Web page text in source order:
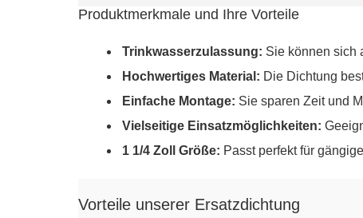
Produktmerkmale und Ihre Vorteile
Trinkwasserzulassung: Sie können sich
Hochwertiges Material: Die Dichtung
Einfache Montage: Sie sparen Zeit und
Vielseitige Einsatzmöglichkeiten:
1 1/4 Zoll Größe: Passt perfekt für
Vorteile unserer Ersatzdichtung